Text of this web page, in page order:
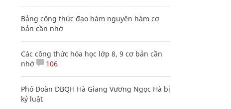
Bảng công thức đạo hàm nguyên hàm cơ
bản cần nhớ
Các công thức hóa học lớp 8, 9 cơ bản cần
nhớ
106
Phó Đoàn ĐBQH Hà Giang Vương Ngọc Hà bị
kỷ luật